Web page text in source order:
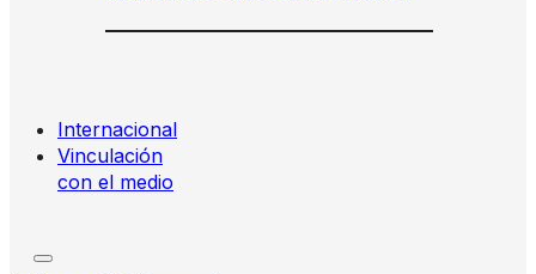
Internacional
Vinculación
con el medio